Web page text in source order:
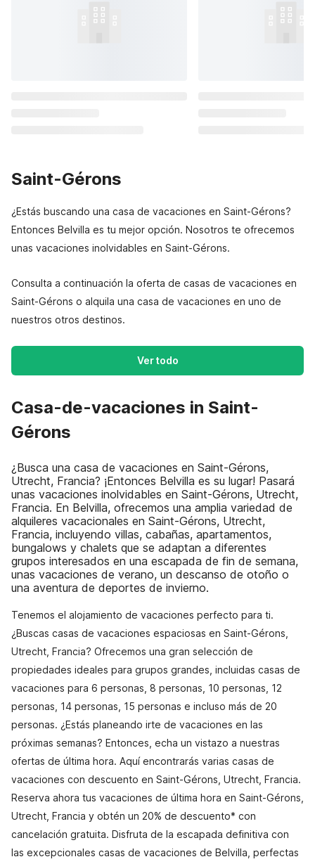
Saint-Gérons
¿Estás buscando una casa de vacaciones en Saint-Gérons?
Entonces Belvilla es tu mejor opción. Nosotros te ofrecemos
unas vacaciones inolvidables en Saint-Gérons.
Consulta a continuación la oferta de casas de vacaciones en
Saint-Gérons o alquila una casa de vacaciones en uno de
nuestros otros destinos.
Ver todo
Casa-de-vacaciones in Saint-
Gérons
¿Busca una casa de vacaciones en Saint-Gérons,
Utrecht, Francia? ¡Entonces Belvilla es su lugar! Pasará
unas vacaciones inolvidables en Saint-Gérons, Utrecht,
Francia. En Belvilla, ofrecemos una amplia variedad de
alquileres vacacionales en Saint-Gérons, Utrecht,
Francia, incluyendo villas, cabañas, apartamentos,
bungalows y chalets que se adaptan a diferentes
grupos interesados en una escapada de fin de semana,
unas vacaciones de verano, un descanso de otoño o
una aventura de deportes de invierno.
Tenemos el alojamiento de vacaciones perfecto para ti.
¿Buscas casas de vacaciones espaciosas en Saint-Gérons,
Utrecht, Francia? Ofrecemos una gran selección de
propiedades ideales para grupos grandes, incluidas casas de
vacaciones para 6 personas, 8 personas, 10 personas, 12
personas, 14 personas, 15 personas e incluso más de 20
personas. ¿Estás planeando irte de vacaciones en las
próximas semanas? Entonces, echa un vistazo a nuestras
ofertas de última hora. Aquí encontrarás varias casas de
vacaciones con descuento en Saint-Gérons, Utrecht, Francia.
Reserva ahora tus vacaciones de última hora en Saint-Gérons,
Utrecht, Francia y obtén un 20% de descuento* con
cancelación gratuita. Disfruta de la escapada definitiva con
las excepcionales casas de vacaciones de Belvilla, perfectas